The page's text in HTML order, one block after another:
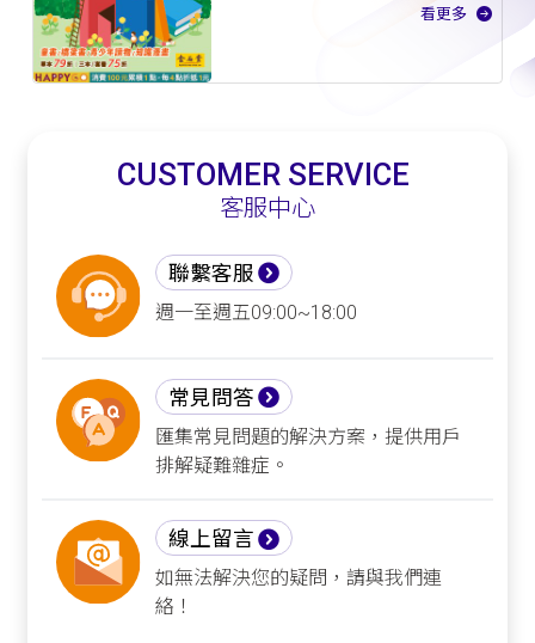
看更多
CUSTOMER SERVICE
客服中心
聯繫客服
週一至週五09:00~18:00
常見問答
匯集常見問題的解決方案，提供用戶
排解疑難雜症。
線上留言
如無法解決您的疑問，請與我們連
絡！